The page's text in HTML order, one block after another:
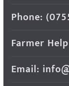
Phone:
Farmer
Email: